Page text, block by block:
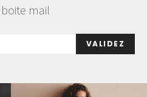
mail
VALIDEZ